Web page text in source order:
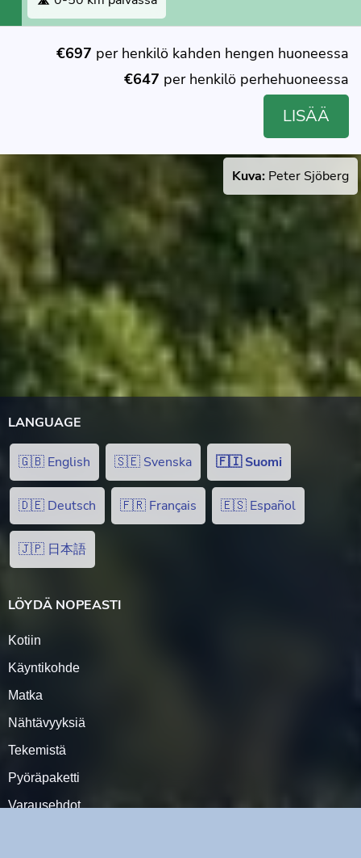
€697 per henkilö kahden hengen huoneessa
€647 per henkilö perhehuoneessa
LISÄÄ
Kuva: Peter Sjöberg
LANGUAGE
🇬🇧 English 🇸🇪 Svenska 🇫🇮 Suomi
🇩🇪 Deutsch 🇫🇷 Français 🇪🇸 Español
🇯🇵 日本語
LÖYDÄ NOPEASTI
Kotiin
Käyntikohde
Matka
Nähtävyyksiä
Tekemistä
Pyöräpaketti
Varausehdot